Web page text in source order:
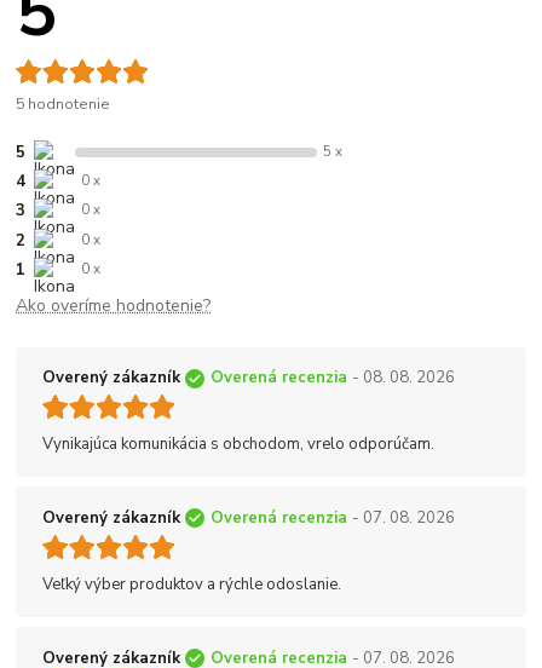
5 hodnotenie
5 5 x
4 0 x
3 0 x
2 0 x
1 0 x
Ako overíme hodnotenie?
Overený zákazník Overená recenzia - 08. 08. 2026
Vynikajúca komunikácia s obchodom, vrelo odporúčam.
Overený zákazník Overená recenzia - 07. 08. 2026
Veľký výber produktov a rýchle odoslanie.
Overený zákazník Overená recenzia - 07. 08. 2026